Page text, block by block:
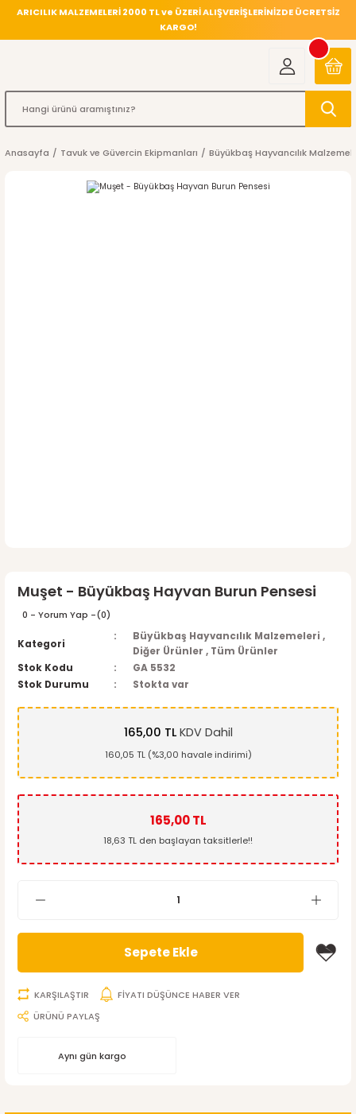
ARICILIK MALZEMELERİ 2000 TL ve ÜZERİ ALIŞVERİŞLERİNİZDE ÜCRETSİZ
KARGO!
Anasayfa Tavuk ve Güvercin Ekipmanları Büyükbaş Hayvancılık
Muşet - Büyükbaş Hayvan Burun Pensesi
0 - Yorum Yap -(0)
Kategori
Büyükbaş Hayvancılık Malzemeleri ,
Diğer Ürünler , Tüm Ürünler
Stok Kodu
GA 5532
Stok Durumu
Stokta var
165,00 TLKDV Dahil
160,05 TL (%3,00 havale indirimi)
165,00 TL
18,63 TL den başlayan taksitlerle!!
Sepete Ekle
KARŞILAŞTIR
FİYATI DÜŞÜNCE HABER VER
ÜRÜNÜ PAYLAŞ
Aynı gün kargo